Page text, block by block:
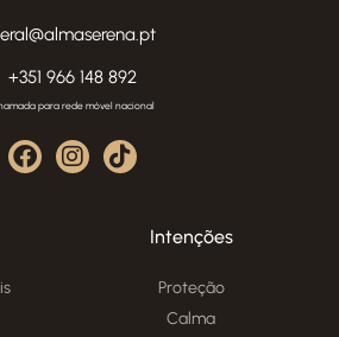
+351 966 148 892
para rede móvel nacional
Intenções
Proteção
Calma